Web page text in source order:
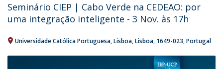
Seminário CIEP | Cabo Verde na CEDEAO: por
uma integração inteligente - 3 Nov. às 17h
Universidade Católica Portuguesa Lisboa Lisboa 1649-023 Portugal